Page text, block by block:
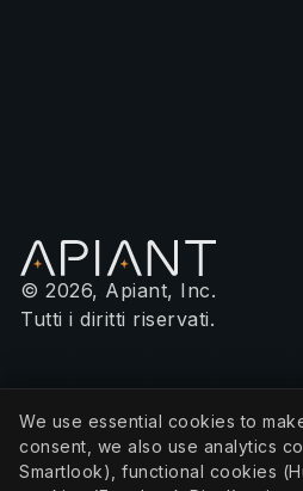
© 2026, Apiant, Inc.
Tutti i diritti riservati.
Informativa sulla privacy
Informativa sui cookie
Impostazioni dei cookie
We use essential cookies to
consent, we also use analytics
Smartlook), functional cookies